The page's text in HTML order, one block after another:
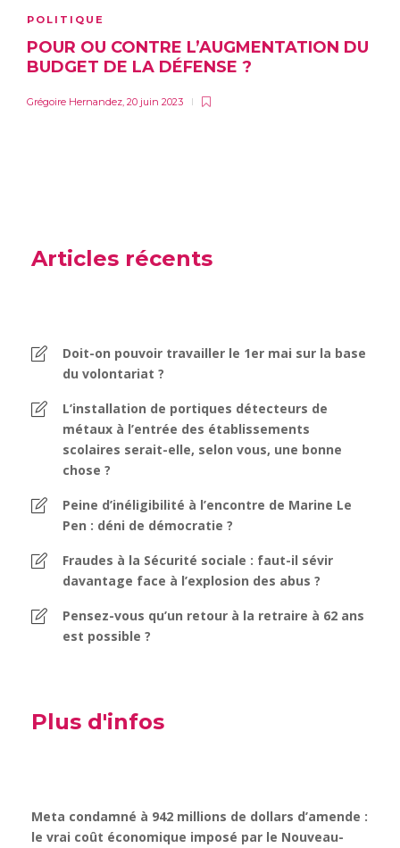
POLITIQUE
POUR OU CONTRE L’AUGMENTATION DU
BUDGET DE LA DÉFENSE ?
Grégoire Hernandez, 20 juin 2023
Articles récents
Doit-on pouvoir travailler le 1er mai sur la base
du volontariat ?
L’installation de portiques détecteurs de
métaux à l’entrée des établissements
scolaires serait-elle, selon vous, une bonne
chose ?
Peine d’inéligibilité à l’encontre de Marine Le
Pen : déni de démocratie ?
Fraudes à la Sécurité sociale : faut-il sévir
davantage face à l’explosion des abus ?
Pensez-vous qu’un retour à la retraire à 62 ans
est possible ?
Plus d'infos
Meta condamné à 942 millions de dollars d’amende :
le vrai coût économique imposé par le Nouveau-